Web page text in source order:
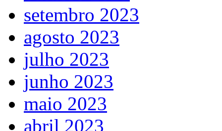
setembro 2023
agosto 2023
julho 2023
junho 2023
maio 2023
abril 2023